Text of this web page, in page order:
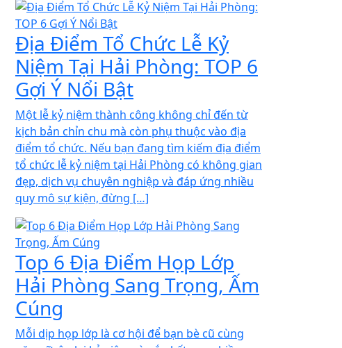
Địa Điểm Tổ Chức Lễ Kỷ
Niệm Tại Hải Phòng: TOP 6
Gợi Ý Nổi Bật
Một lễ kỷ niệm thành công không chỉ đến từ
kịch bản chỉn chu mà còn phụ thuộc vào địa
điểm tổ chức. Nếu bạn đang tìm kiếm địa điểm
tổ chức lễ kỷ niệm tại Hải Phòng có không gian
đẹp, dịch vụ chuyên nghiệp và đáp ứng nhiều
quy mô sự kiện, đừng […]
Top 6 Địa Điểm Họp Lớp
Hải Phòng Sang Trọng, Ấm
Cúng
Mỗi dịp họp lớp là cơ hội để bạn bè cũ cùng